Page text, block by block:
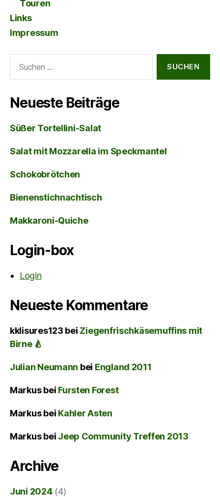
Touren
Links
Impressum
nach:
Neueste Beiträge
Süßer Tortellini-Salat
Salat mit Mozzarella im Speckmantel
Schokobrötchen
Bienenstichnachtisch
Makkaroni-Quiche
Login-box
Login
Neueste Kommentare
kklisures123 bei Ziegenfrischkäsemuffins mit
Birne 🍐
Julian Neumann bei England 2011
Markusbei Fursten Forest
Markusbei Kahler Asten
Markusbei Jeep Community Treffen 2013
Archive
Juni 2024(4)